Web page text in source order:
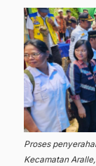
Proses
Kecamatan